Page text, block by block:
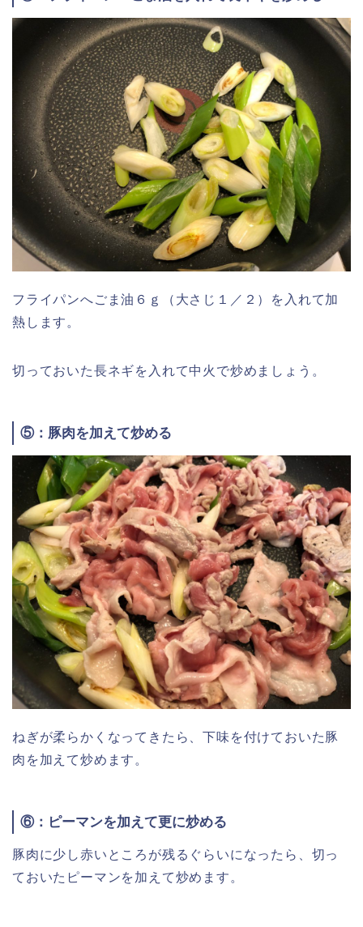
フライパンへごま油６ｇ（大さじ１／２）を入れて加
熱します。
切っておいた長ネギを入れて中火で炒めましょう。
⑤：豚肉を加えて炒める
ねぎが柔らかくなってきたら、下味を付けておいた豚
肉を加えて炒めます。
⑥：ピーマンを加えて更に炒める
豚肉に少し赤いところが残るぐらいになったら、切っ
ておいたピーマンを加えて炒めます。